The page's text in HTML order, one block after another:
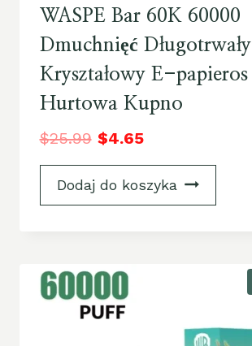
WASPE Bar 60K 60000
Dmuchnięć Długotrwały
Kryształowy E-papieros
Hurtowa Kupno
$25.99 $4.65
Dodaj do koszyka